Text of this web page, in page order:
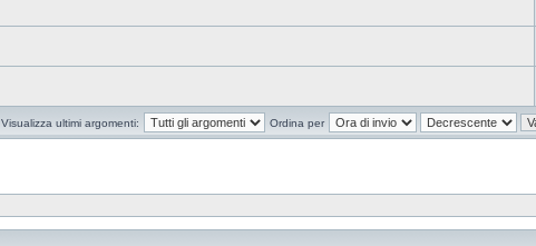
Visualizza ultimi argomenti: Ordina per